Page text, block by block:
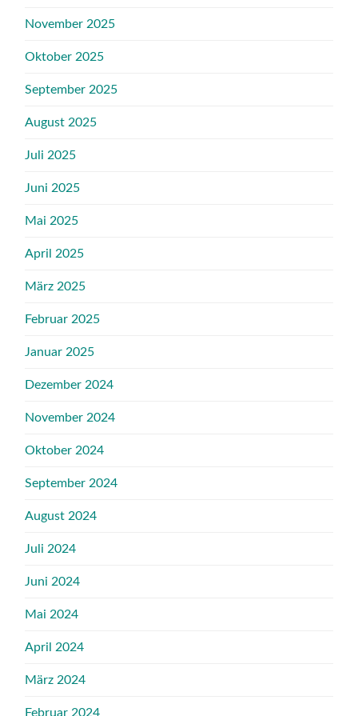
November 2025
Oktober 2025
September 2025
August 2025
Juli 2025
Juni 2025
Mai 2025
April 2025
März 2025
Februar 2025
Januar 2025
Dezember 2024
November 2024
Oktober 2024
September 2024
August 2024
Juli 2024
Juni 2024
Mai 2024
April 2024
März 2024
Februar 2024